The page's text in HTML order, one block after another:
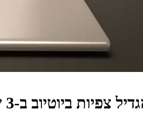
ביוטיוב ב-3 שלבים פשוטים